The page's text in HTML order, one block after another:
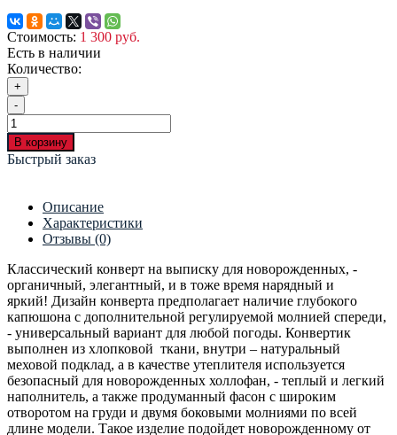
Стоимость: 1 300 руб.
Есть в наличии
Количество:
+
-
В корзину
Быстрый заказ
Описание
Характеристики
Отзывы (0)
Классический конверт на выписку для новорожденных, -
органичный, элегантный, и в тоже время нарядный и
яркий! Дизайн конверта предполагает наличие глубокого
капюшона с дополнительной регулируемой молнией спереди,
- универсальный вариант для любой погоды. Конвертик
выполнен из хлопковой ткани, внутри – натуральный
меховой подклад, а в качестве утеплителя используется
безопасный для новорожденных холлофан, - теплый и легкий
наполнитель, а также продуманный фасон с широким
отворотом на груди и двумя боковыми молниями по всей
длине модели. Такое изделие подойдет новорожденному от